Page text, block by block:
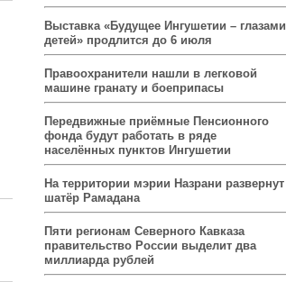
Выставка «Будущее Ингушетии – глазами
детей» продлится до 6 июля
Правоохранители нашли в легковой
машине гранату и боеприпасы
Передвижные приёмные Пенсионного
фонда будут работать в ряде
населённых пунктов Ингушетии
На территории мэрии Назрани развернут
шатёр Рамадана
Пяти регионам Северного Кавказа
правительство России выделит два
миллиарда рублей